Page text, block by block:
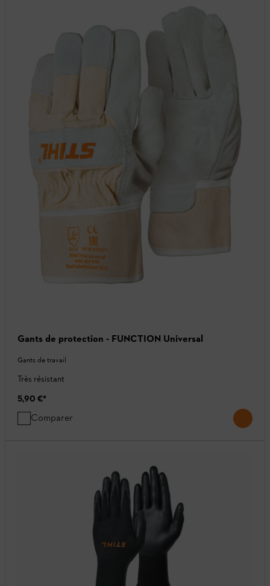
Gants de protection - FUNCTION Universal
Gants de travail
Très résistant
5,90 €*
Comparer